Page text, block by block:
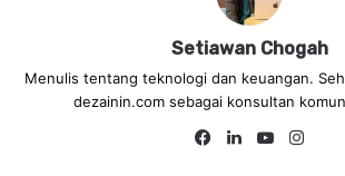
Setiawan Chogah
Menulis tentang teknologi dan keuangan.
dezainin.com sebagai konsultan
Facebook
LinkedInYouTube